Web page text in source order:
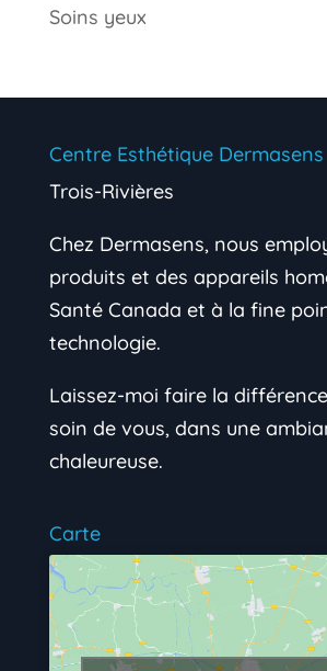
Soins yeux
Centre Esthétique Dermasens
Trois-Rivières
Chez Dermasens, nous
produits et des appareils
Santé Canada et à la fine
technologie.
Laissez-moi faire la
soin de vous, dans une
chaleureuse.
Carte